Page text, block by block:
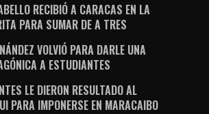
RECIBIÓ A CARACAS EN LA
PARA SUMAR DE A TRES
VOLVIÓ PARA DARLE UNA
A ESTUDIANTES
LE DIERON RESULTADO AL
PARA IMPONERSE EN MARACAIBO